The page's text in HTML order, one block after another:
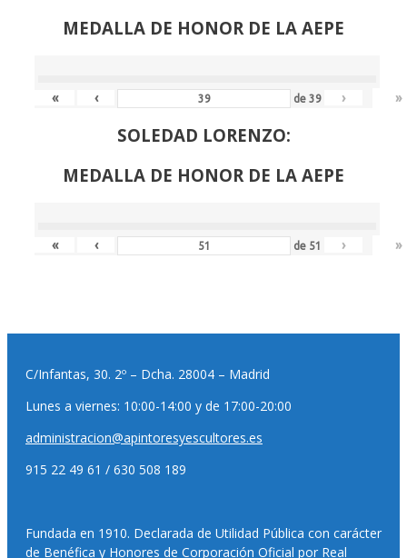
MEDALLA DE HONOR DE LA AEPE
« ‹ de39 › »
SOLEDAD LORENZO:
MEDALLA DE HONOR DE LA AEPE
« ‹ de 51 › »
C/Infantas, 30. 2º – Dcha. 28004 – Madrid
Lunes a viernes: 10:00-14:00 y de 17:00-20:00
administracion@apintoresyescultores.es
915 22 49 61 / 630 508 189
Fundada en 1910. Declarada de Utilidad Pública con carácter
de Benéfica y Honores de Corporación Oficial por Real